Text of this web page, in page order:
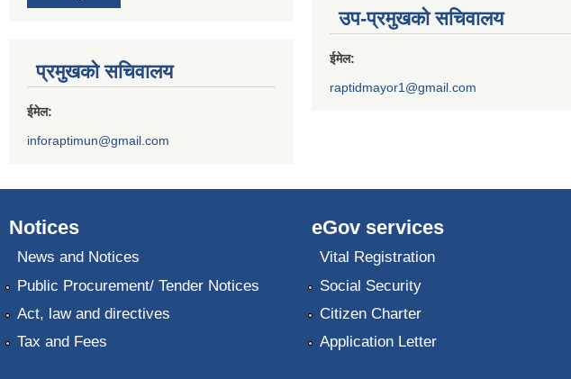
प्रमुखको सचिवालय
ईमेल:
inforaptimun@gmail.com
उप-प्रमुखको सचिवालय
ईमेल:
raptidmayor1@gmail.com
Notices
News and Notices
Public Procurement/ Tender Notices
Act, law and directives
Tax and Fees
eGov services
Vital Registration
Social Security
Citizen Charter
Application Letter